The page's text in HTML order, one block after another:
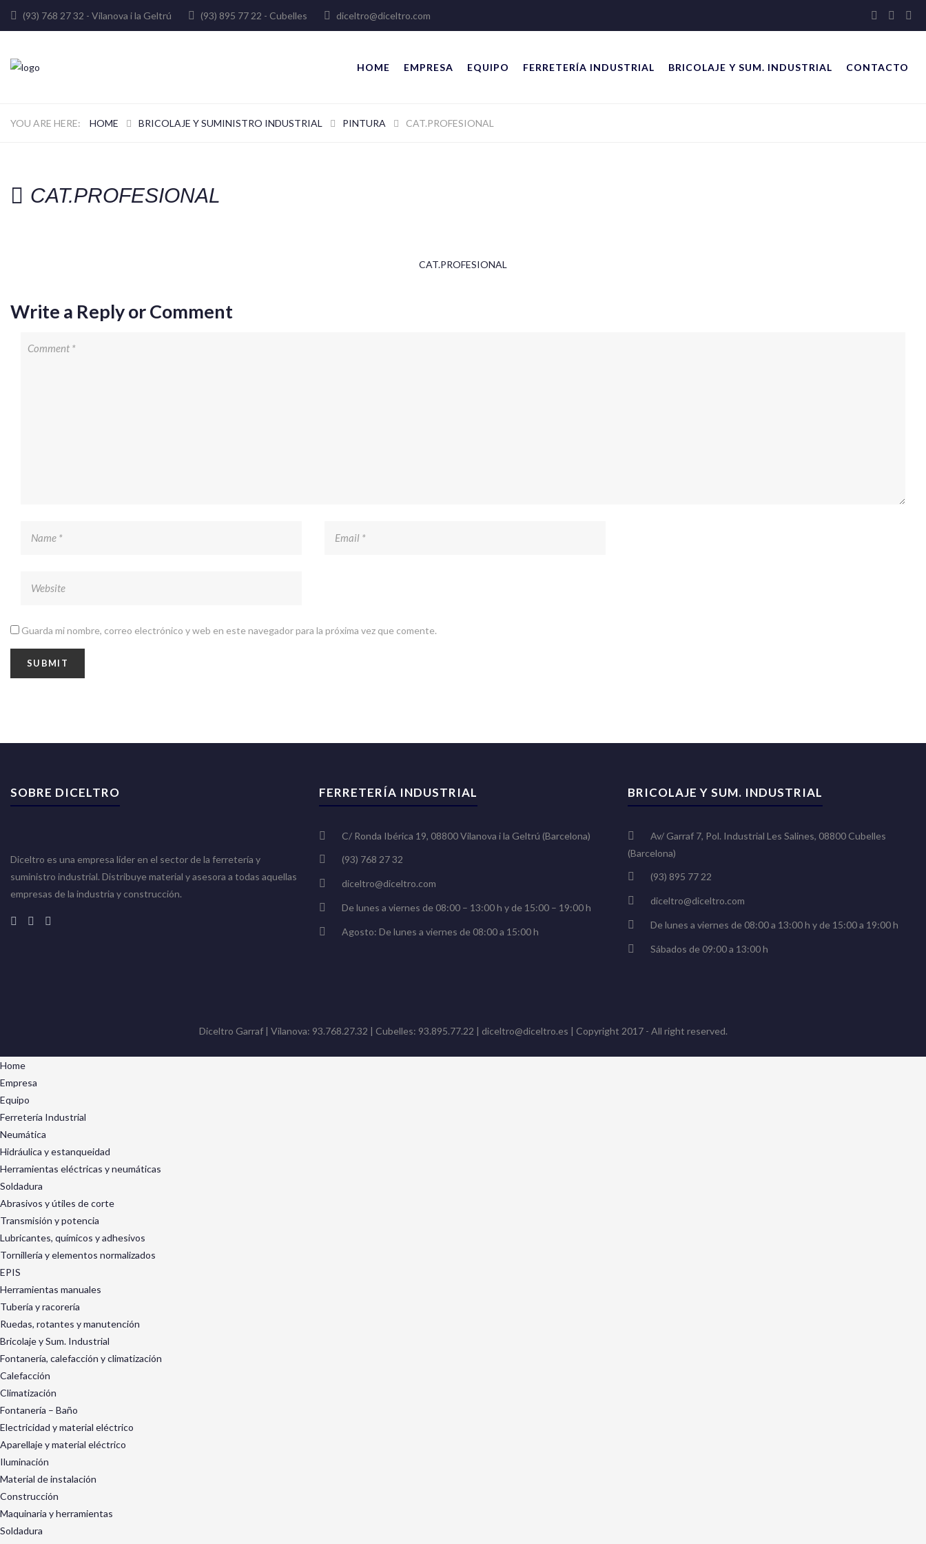
(93) 768 27 32 - Vilanova i la Geltrú (93) 895 77 22 - Cubelles diceltro@diceltro.com
HOME EMPRESA EQUIPO FERRETERÍA INDUSTRIAL BRICOLAJE Y SUM. INDUSTRIAL CONTACTO
HOME BRICOLAJE Y SUMINISTRO INDUSTRIAL PINTURA CAT.PROFESIONAL
CAT.PROFESIONAL
CAT.PROFESIONAL
Write a Reply or Comment
Guarda mi nombre, correo electrónico y web en este navegador para la próxima vez que comente.
SOBRE DICELTRO
Diceltro es una empresa líder en el sector de la ferretería y
suministro industrial. Distribuye material y asesora a todas aquellas
empresas de la industria y construcción.
FERRETERÍA INDUSTRIAL
C/ Ronda Ibérica 19, 08800 Vilanova i la Geltrú (Barcelona)
(93) 768 27 32
diceltro@diceltro.com
De lunes a viernes de 08:00 – 13:00 h y de 15:00 – 19:00 h
Agosto: De lunes a viernes de 08:00 a 15:00 h
BRICOLAJE Y SUM. INDUSTRIAL
Av/ Garraf 7, Pol. Industrial Les Salines, 08800 Cubelles
(Barcelona)
(93) 895 77 22
diceltro@diceltro.com
De lunes a viernes de 08:00 a 13:00 h y de 15:00 a 19:00 h
Sábados de 09:00 a 13:00 h
Diceltro Garraf | Vilanova: 93.768.27.32 | Cubelles: 93.895.77.22 | diceltro@diceltro.es | Copyright 2017 - All right reserved.
Home
Empresa
Equipo
Ferretería Industrial
Neumática
Hidráulica y estanqueidad
Herramientas eléctricas y neumáticas
Soldadura
Abrasivos y útiles de corte
Transmisión y potencia
Lubricantes, químicos y adhesivos
Tornillería y elementos normalizados
EPIS
Herramientas manuales
Tubería y racorería
Ruedas, rotantes y manutención
Bricolaje y Sum. Industrial
Fontanería, calefacción y climatización
Calefacción
Climatización
Fontanería – Baño
Electricidad y material eléctrico
Aparellaje y material eléctrico
Iluminación
Material de instalación
Construcción
Maquinaria y herramientas
Soldadura